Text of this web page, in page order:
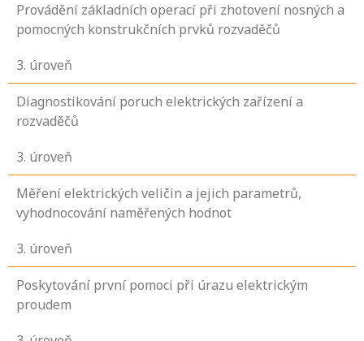
Provádění základních operací při zhotovení nosných a
pomocných konstrukčních prvků rozvaděčů
3. úroveň
Diagnostikování poruch elektrických zařízení a
rozvaděčů
3. úroveň
Měření elektrických veličin a jejich parametrů,
vyhodnocování naměřených hodnot
3. úroveň
Poskytování první pomoci při úrazu elektrickým
proudem